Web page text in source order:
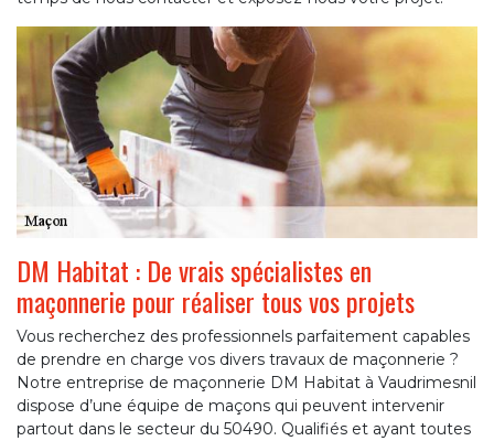
DM Habitat : De vrais spécialistes en
maçonnerie pour réaliser tous vos projets
Vous recherchez des professionnels parfaitement capables
de prendre en charge vos divers travaux de maçonnerie ?
Notre entreprise de maçonnerie DM Habitat à Vaudrimesnil
dispose d’une équipe de maçons qui peuvent intervenir
partout dans le secteur du 50490. Qualifiés et ayant toutes